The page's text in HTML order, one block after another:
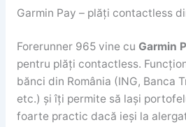
Garmin Pay – plăți contactless
Forerunner 965 vine cu Garmin
pentru plăți contactless.
bănci din România (ING, Banca
etc.) și îți permite să lași
foarte practic dacă ieși la